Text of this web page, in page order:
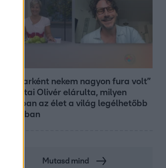
„Magyarként nekem nagyon fura volt”
– Pusztai Olivér elárulta, milyen
valójában az élet a világ legélhetőbb
városában
Mutasd mind